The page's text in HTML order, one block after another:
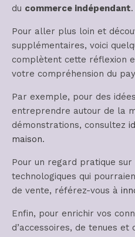
du commerce indépendant.
Pour aller plus loin et
supplémentaires, voici
complètent cette réflexion
votre compréhension du
Par exemple, pour des
entreprendre autour de la
démonstrations, consultez
maison.
Pour un regard pratique sur
technologiques qui
de vente, référez-vous à
Enfin, pour enrichir vos
d’accessoires, de tenues et